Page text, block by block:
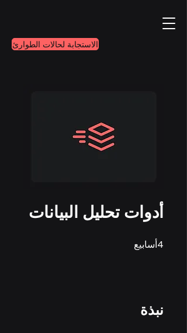
الاستجابة لحالات الطوارئ
أدوات تحليل البيانات
4أسابيع
نبذة